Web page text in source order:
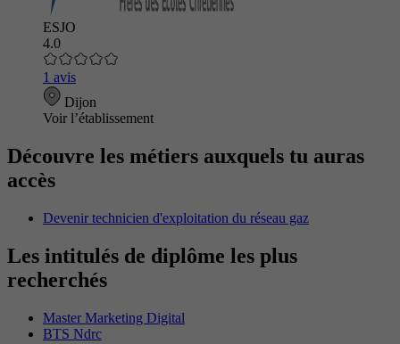
ESJO
4.0
1 avis
Dijon
Voir l’établissement
Découvre les métiers auxquels tu auras
accès
Devenir technicien d'exploitation du réseau gaz
Les intitulés de diplôme les plus
recherchés
Master Marketing Digital
BTS Ndrc